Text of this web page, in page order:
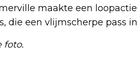
maakte een
die een vlijmscherpe pass
foto.